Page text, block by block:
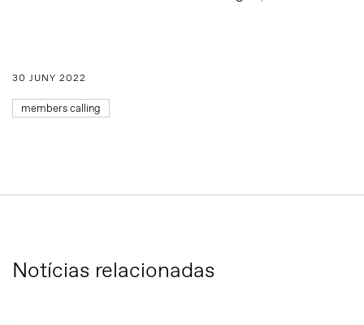
30 JUNY 2022
members calling
Notícias relacionadas